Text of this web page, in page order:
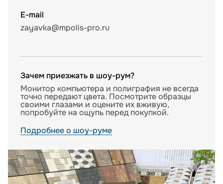
E-mail
zayavka@mpolis-pro.ru
Зачем приезжать в шоу-рум?
Монитор компьютера и полиграфия не всегда
точно передают цвета. Посмотрите образцы
своими глазами и оцените их вживую,
попробуйте на ощупь перед покупкой.
Подробнее о шоу-руме